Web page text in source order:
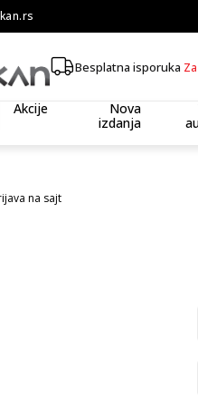
10% na tri kupljena artikla
Besplatna isporuka
Akcije
Nova
izdanja
na sajt